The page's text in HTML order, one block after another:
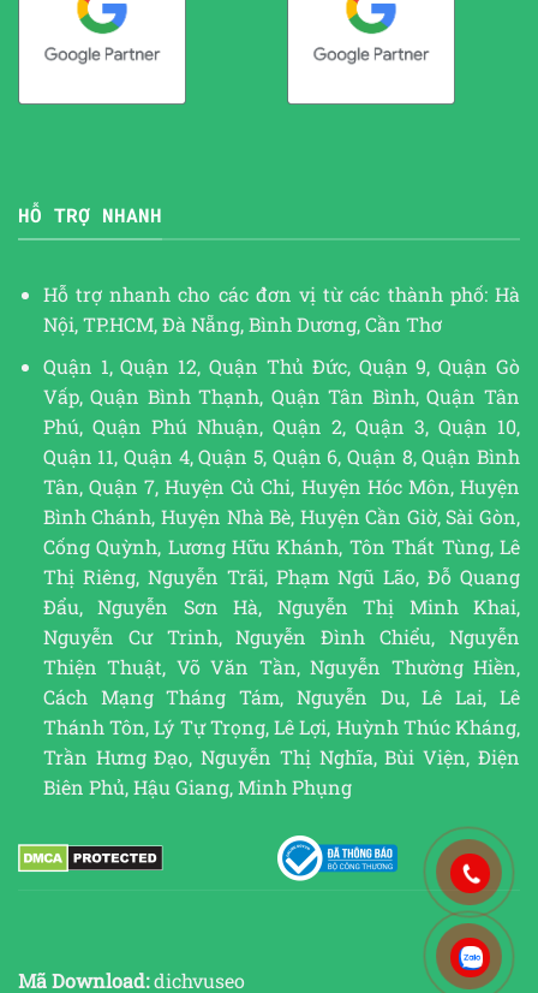
HỖ TRỢ NHANH
Hỗ trợ nhanh cho các đơn vị từ các thành phố: Hà
Nội, TP.HCM, Đà Nẵng, Bình Dương, Cần Thơ
Quận 1, Quận 12, Quận Thủ Đức, Quận 9, Quận Gò
Vấp, Quận Bình Thạnh, Quận Tân Bình, Quận Tân
Phú, Quận Phú Nhuận, Quận 2, Quận 3, Quận 10,
Quận 11, Quận 4, Quận 5, Quận 6, Quận 8, Quận Bình
Tân, Quận 7, Huyện Củ Chi, Huyện Hóc Môn, Huyện
Bình Chánh, Huyện Nhà Bè, Huyện Cần Giờ, Sài Gòn,
Cống Quỳnh, Lương Hữu Khánh, Tôn Thất Tùng, Lê
Thị Riêng, Nguyễn Trãi, Phạm Ngũ Lão, Đỗ Quang
Đẩu, Nguyễn Sơn Hà, Nguyễn Thị Minh Khai,
Nguyễn Cư Trinh, Nguyễn Đình Chiểu, Nguyễn
Thiện Thuật, Võ Văn Tần, Nguyễn Thường Hiền,
Cách Mạng Tháng Tám, Nguyễn Du, Lê Lai, Lê
Thánh Tôn, Lý Tự Trọng, Lê Lợi, Huỳnh Thúc Kháng,
Trần Hưng Đạo, Nguyễn Thị Nghĩa, Bùi Viện, Điện
Biên Phủ, Hậu Giang, Minh Phụng
Mã Download:dichvuseo